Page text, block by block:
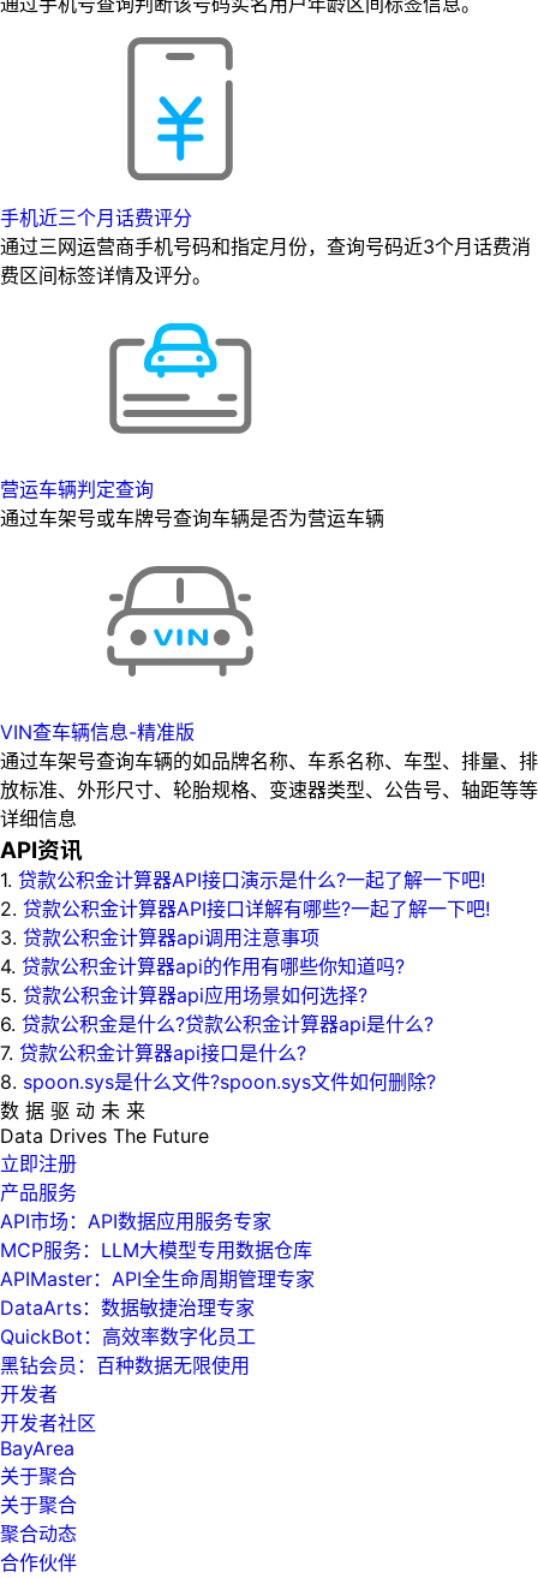
手机近三个月话费评分
通过三网运营商手机号码和指定月份，查询号码近3个月话费消
费区间标签详情及评分。
营运车辆判定查询
通过车架号或车牌号查询车辆是否为营运车辆
VIN查车辆信息-精准版
通过车架号查询车辆的如品牌名称、车系名称、车型、排量、排
放标准、外形尺寸、轮胎规格、变速器类型、公告号、轴距等等
详细信息
API资讯
1. 贷款公积金计算器API接口演示是什么?一起了解一下吧!
2. 贷款公积金计算器API接口详解有哪些?一起了解一下吧!
3. 贷款公积金计算器api调用注意事项
4. 贷款公积金计算器api的作用有哪些你知道吗?
5. 贷款公积金计算器api应用场景如何选择?
6. 贷款公积金是什么?贷款公积金计算器api是什么?
7. 贷款公积金计算器api接口是什么?
8. spoon.sys是什么文件?spoon.sys文件如何删除?
数 据 驱 动 未 来
Data Drives The Future
立即注册
产品服务
API市场：API数据应用服务专家
MCP服务：LLM大模型专用数据仓库
APIMaster：API全生命周期管理专家
DataArts：数据敏捷治理专家
QuickBot：高效率数字化员工
黑钻会员：百种数据无限使用
开发者
开发者社区
BayArea
关于聚合
关于聚合
聚合动态
合作伙伴